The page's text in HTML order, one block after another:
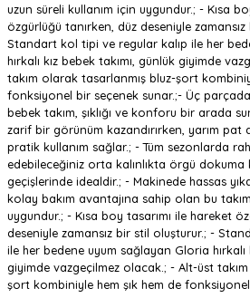
uzun süreli kullanım için uygundur.; - Kısa
özgürlüğü tanırken, düz deseniyle
Standart kol tipi ve regular kalıp ile her
hırkalı kız bebek takımı, günlük giyimde
takım olarak tasarlanmış bluz-şort
fonksiyonel bir seçenek sunar.;- Üç
bebek takım, şıklığı ve konforu bir arada
zarif bir görünüm kazandırırken, yarım pat
pratik kullanım sağlar.; - Tüm sezonlarda
edebileceğiniz orta kalınlıkta örgü dokuma
geçişlerinde idealdir.; - Makinede hassas
kolay bakım avantajına sahip olan bu
uygundur.; - Kısa boy tasarımı ile hareket
deseniyle zamansız bir stil oluşturur.; -
ile her bedene uyum sağlayan Gloria hırkalı
giyimde vazgeçilmez olacak.; - Alt-üst
şort kombiniyle hem şık hem de